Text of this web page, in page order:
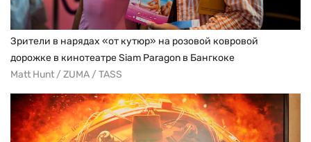
Зрители в нарядах «от кутюр» на розовой ковровой
дорожке в кинотеатре Siam Paragon в Бангкоке
Matt Hunt / ZUMA / TASS